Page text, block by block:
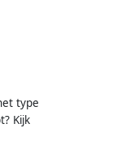
type
Kijk